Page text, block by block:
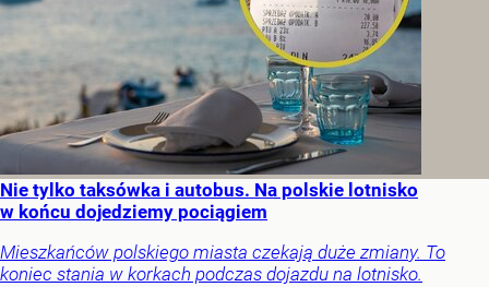
Nie tylko taksówka i autobus. Na polskie lotnisko
w końcu dojedziemy pociągiem
Mieszkańców polskiego miasta czekają duże zmiany. To
koniec stania w korkach podczas dojazdu na lotnisko.